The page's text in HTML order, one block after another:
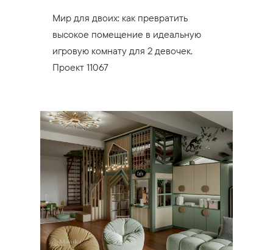
Мир для двоих: как превратить
высокое помещение в идеальную
игровую комнату для 2 девочек.
Проект 11067